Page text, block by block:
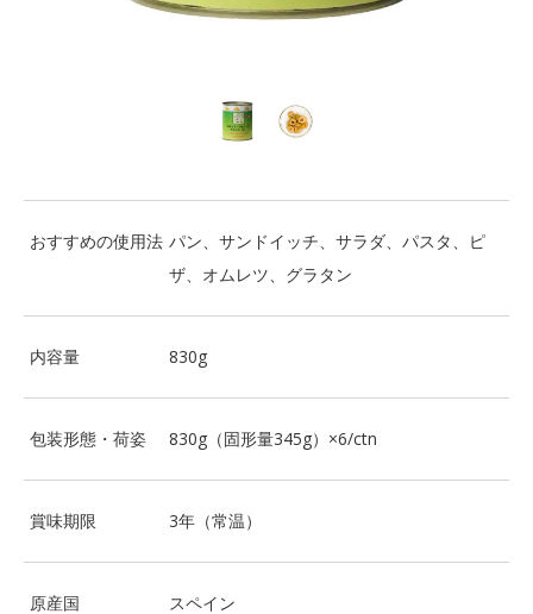
おすすめの使用法 パン、サンドイッチ、サラダ、パスタ、ピ
ザ、オムレツ、グラタン
内容量 830g
包装形態・荷姿 830g（固形量345g）×6/ctn
賞味期限 3年（常温）
原産国 スペイン